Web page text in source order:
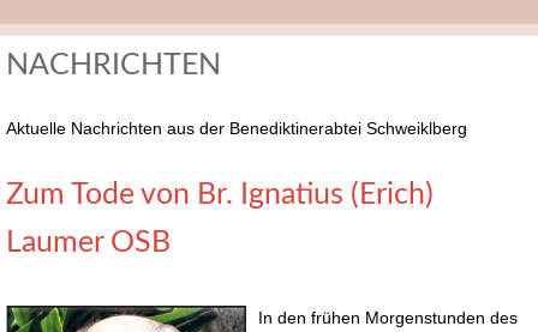
NACHRICHTEN
Aktuelle Nachrichten aus der Benediktinerabtei Schweiklberg
Zum Tode von Br. Ignatius (Erich)
Laumer OSB
In den frühen Morgenstunden des